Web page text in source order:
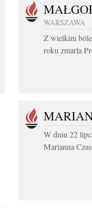
WARSZAWA
Z wielkim
roku zmarła
W dniu 22
Marianna